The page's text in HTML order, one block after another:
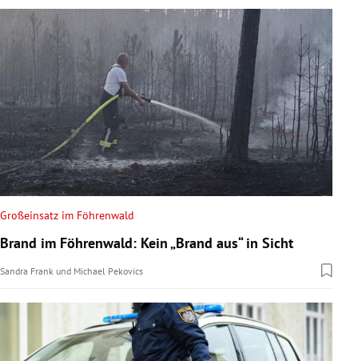
Großeinsatz im Föhrenwald
Brand im Föhrenwald: Kein „Brand aus“ in Sicht
Sandra Frank und Michael Pekovics